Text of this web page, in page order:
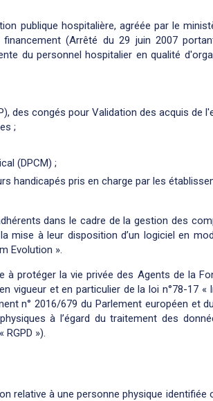
publique hospitalière, agréée par le
(Arrêté du 29 juin 2007
du personnel hospitalier en qualité
des congés pour Validation des acquis de
;
(DPCM) ;
handicapés pris en charge par les
dans le cadre de la gestion des
mise à leur disposition d’un logiciel en
Evolution ».
à protéger la vie privée des Agents de la
vigueur et en particulier de la loi n°78-17 «
n° 2016/679 du Parlement européen et
à l’égard du traitement des
»).
relative à une personne physique identifiée